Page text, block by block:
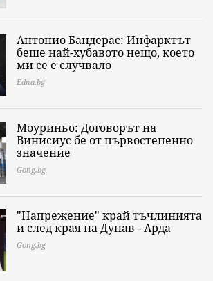
Антонио Бандерас: Инфарктът
беше най-хубавото нещо, което
ми се е случвало
Edna.bg
Моуриньо: Договорът на
Винисиус бе от първостепенно
значение
Gong.bg
"Напрежение" край тъчлинията
и след края на Дунав - Арда
Gong.bg